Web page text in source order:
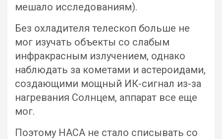
мешало исследованиям).
Без охладителя телескоп больше не
мог изучать объекты со слабым
инфракрасным излучением, однако
наблюдать за кометами и астероидами,
создающими мощный ИК-сигнал из-за
нагревания Солнцем, аппарат все еще
мог.
Поэтому НАСА не стало списывать со